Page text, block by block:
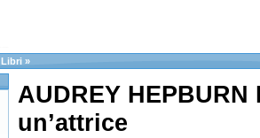
Libri »
AUDREY
un’attrice